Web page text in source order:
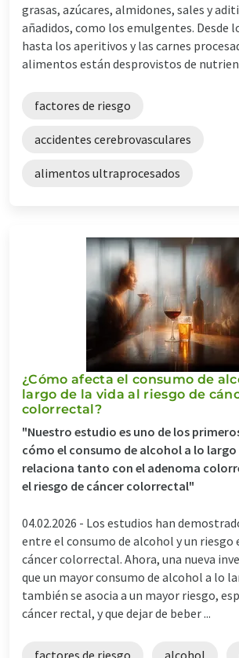
grasas, azúcares, almidones, sales y
añadidos, como los emulgentes. Desde
hasta los aperitivos y las carnes
alimentos están desprovistos de
factores de riesgo
accidentes cerebrovasculares
alimentos ultraprocesados
¿Cómo afecta el consumo de
largo de la vida al riesgo de
colorrectal?
"Nuestro estudio es uno de los
cómo el consumo de alcohol a lo largo
relaciona tanto con el adenoma
el riesgo de cáncer colorrectal"
04.02.2026 - Los estudios han
entre el consumo de alcohol y un riesgo
cáncer colorrectal. Ahora, una nueva
que un mayor consumo de alcohol a lo
también se asocia a un mayor riesgo,
cáncer rectal, y que dejar de beber ...
factores de riesgo alcohol